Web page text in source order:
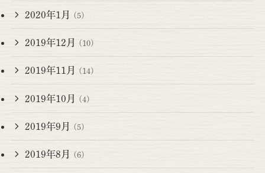
2020年1月 (5)
2019年12月 (10)
2019年11月 (14)
2019年10月 (4)
2019年9月 (5)
2019年8月 (6)